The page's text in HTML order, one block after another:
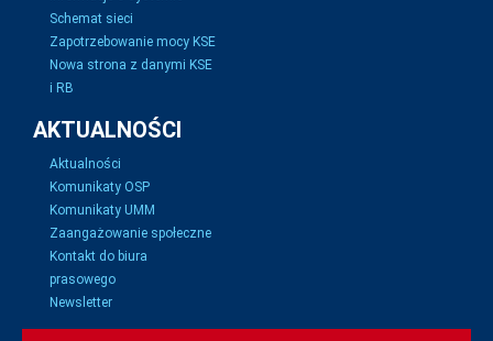
Schemat sieci
Zapotrzebowanie mocy KSE
Nowa strona z danymi KSE
i RB
AKTUALNOŚCI
Aktualności
Komunikaty OSP
Komunikaty UMM
Zaangażowanie społeczne
Kontakt do biura
prasowego
Newsletter